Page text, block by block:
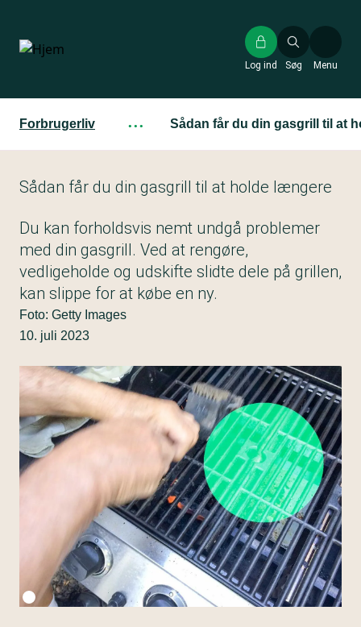
hovedindhold
Søg
Log ind Menu
Forbrugerliv ··· Sådan får du din gasgrill til at
Sådan får du din gasgrill til at holde længere
Du kan forholdsvis nemt undgå problemer
med din gasgrill. Ved at rengøre,
vedligeholde og udskifte slidte dele på grillen,
kan slippe for at købe en ny.
Foto: Getty Images
10. juli 2023
Fotokredit:
Getty Images